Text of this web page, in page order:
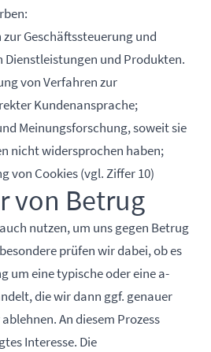
Geschäftssteuerung und
und Produkten.
von Verfahren zur
Kundenansprache;
Meinungsforschung, soweit sie
nicht widersprochen haben;
von Cookies (vgl. Ziffer 10)
von Betrug
nutzen, um uns gegen Betrug
prüfen wir dabei, ob es
um eine typische oder eine a-
die wir dann ggf. genauer
An diesem Prozess
Interesse. Die